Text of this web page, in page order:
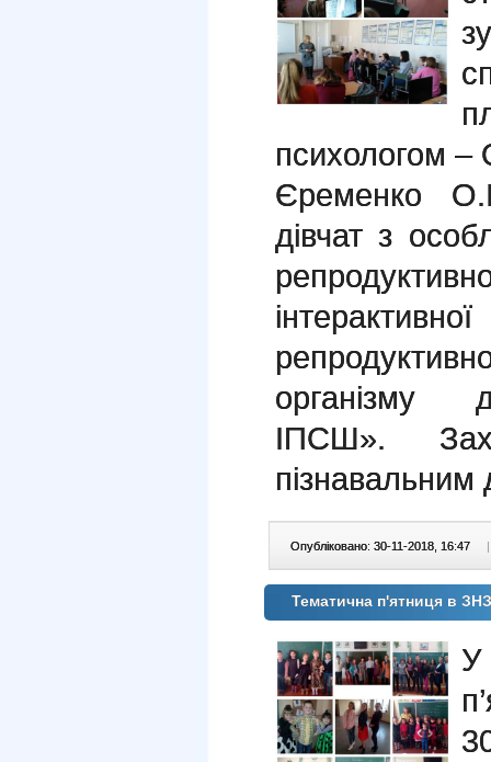
психологом –
Єременко
дівчат з
організму
ІПСШ».
пізнавальним
Опубліковано: 30-11-2018, 16:47 |
Тематична п'ятниця в
У